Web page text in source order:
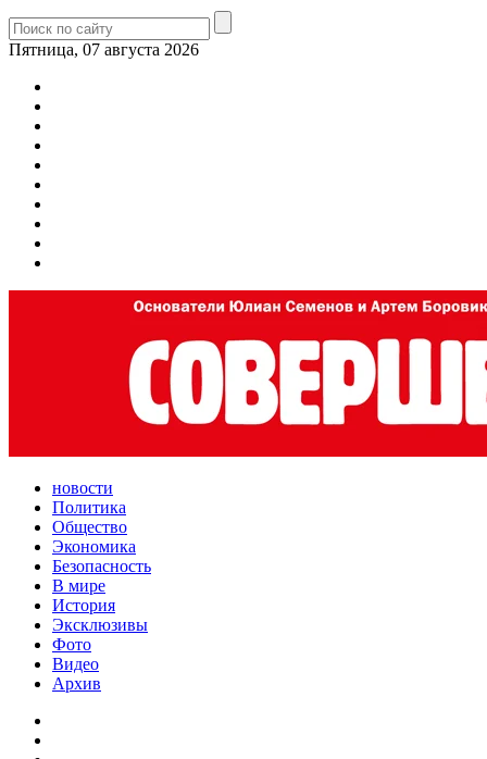
Пятница, 07 августа 2026
новости
Политика
Общество
Экономика
Безопасность
В мире
История
Эксклюзивы
Фото
Видео
Архив